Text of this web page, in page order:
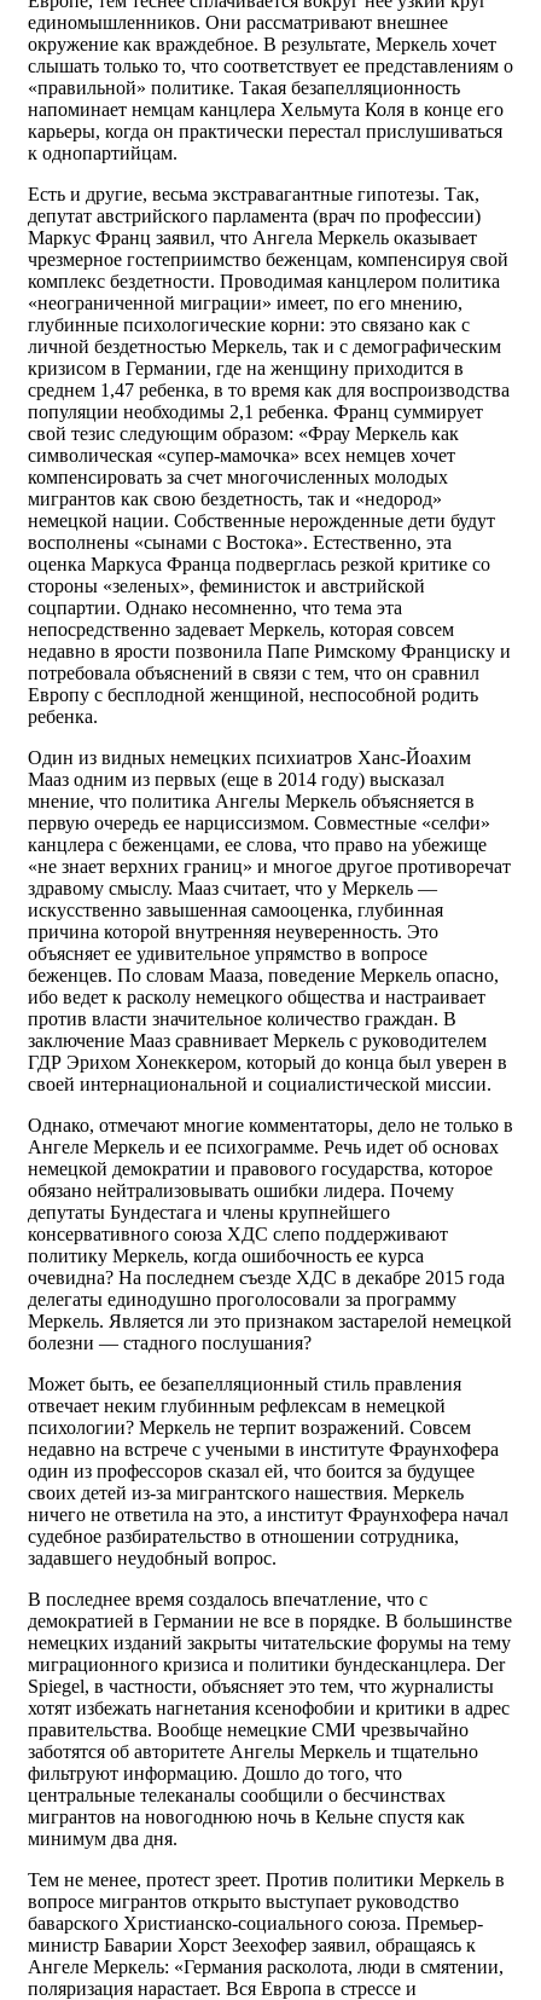
единомышленников. Они рассматривают внешнее
окружение как враждебное. В результате, Меркель хочет
слышать только то, что соответствует ее представлениям о
«правильной» политике. Такая безапелляционность
напоминает немцам канцлера Хельмута Коля в конце его
карьеры, когда он практически перестал прислушиваться
к однопартийцам.
Есть и другие, весьма экстравагантные гипотезы. Так,
депутат австрийского парламента (врач по профессии)
Маркус Франц заявил, что Ангела Меркель оказывает
чрезмерное гостеприимство беженцам, компенсируя свой
комплекс бездетности. Проводимая канцлером политика
«неограниченной миграции» имеет, по его мнению,
глубинные психологические корни: это связано как с
личной бездетностью Меркель, так и с демографическим
кризисом в Германии, где на женщину приходится в
среднем 1,47 ребенка, в то время как для воспроизводства
популяции необходимы 2,1 ребенка. Франц суммирует
свой тезис следующим образом: «Фрау Меркель как
символическая «супер-мамочка» всех немцев хочет
компенсировать за счет многочисленных молодых
мигрантов как свою бездетность, так и «недород»
немецкой нации. Собственные нерожденные дети будут
восполнены «сынами с Востока». Естественно, эта
оценка Маркуса Франца подверглась резкой критике со
стороны «зеленых», феминисток и австрийской
соцпартии. Однако несомненно, что тема эта
непосредственно задевает Меркель, которая совсем
недавно в ярости позвонила Папе Римскому Франциску и
потребовала объяснений в связи с тем, что он сравнил
Европу с бесплодной женщиной, неспособной родить
ребенка.
Один из видных немецких психиатров Ханс-Йоахим
Мааз одним из первых (еще в 2014 году) высказал
мнение, что политика Ангелы Меркель объясняется в
первую очередь ее нарциссизмом. Совместные «селфи»
канцлера с беженцами, ее слова, что право на убежище
«не знает верхних границ» и многое другое противоречат
здравому смыслу. Мааз считает, что у Меркель —
искусственно завышенная самооценка, глубинная
причина которой внутренняя неуверенность. Это
объясняет ее удивительное упрямство в вопросе
беженцев. По словам Мааза, поведение Меркель опасно,
ибо ведет к расколу немецкого общества и настраивает
против власти значительное количество граждан. В
заключение Мааз сравнивает Меркель с руководителем
ГДР Эрихом Хонеккером, который до конца был уверен в
своей интернациональной и социалистической миссии.
Однако, отмечают многие комментаторы, дело не только в
Ангеле Меркель и ее психограмме. Речь идет об основах
немецкой демократии и правового государства, которое
обязано нейтрализовывать ошибки лидера. Почему
депутаты Бундестага и члены крупнейшего
консервативного союза ХДС слепо поддерживают
политику Меркель, когда ошибочность ее курса
очевидна? На последнем съезде ХДС в декабре 2015 года
делегаты единодушно проголосовали за программу
Меркель. Является ли это признаком застарелой немецкой
болезни — стадного послушания?
Может быть, ее безапелляционный стиль правления
отвечает неким глубинным рефлексам в немецкой
психологии? Меркель не терпит возражений. Совсем
недавно на встрече с учеными в институте Фраунхофера
один из профессоров сказал ей, что боится за будущее
своих детей из-за мигрантского нашествия. Меркель
ничего не ответила на это, а институт Фраунхофера начал
судебное разбирательство в отношении сотрудника,
задавшего неудобный вопрос.
В последнее время создалось впечатление, что с
демократией в Германии не все в порядке. В большинстве
немецких изданий закрыты читательские форумы на тему
миграционного кризиса и политики бундесканцлера. Der
Spiegel, в частности, объясняет это тем, что журналисты
хотят избежать нагнетания ксенофобии и критики в адрес
правительства. Вообще немецкие СМИ чрезвычайно
заботятся об авторитете Ангелы Меркель и тщательно
фильтруют информацию. Дошло до того, что
центральные телеканалы сообщили о бесчинствах
мигрантов на новогоднюю ночь в Кельне спустя как
минимум два дня.
Тем не менее, протест зреет. Против политики Меркель в
вопросе мигрантов открыто выступает руководство
баварского Христианско-социального союза. Премьер-
министр Баварии Хорст Зеехофер заявил, обращаясь к
Ангеле Меркель: «Германия расколота, люди в смятении,
поляризация нарастает. Вся Европа в стрессе и